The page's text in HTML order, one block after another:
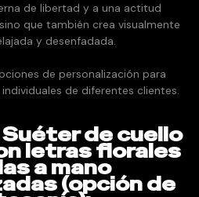
de libertad y a una actitud
que también crea visualmente
y desenfadada.
de personalización para
de diferentes clientes.
Suéter de cuello
letras florales
a mano
(opción de